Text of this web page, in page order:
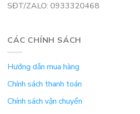
SĐT/ZALO: 0933320468
CÁC CHÍNH SÁCH
Hướng dẫn mua hàng
Chính sách thanh toán
Chính sách vận chuyển